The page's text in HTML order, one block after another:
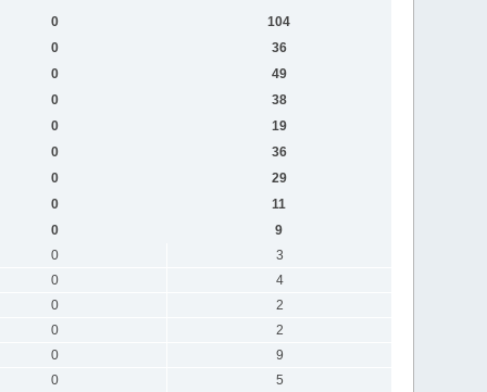
0
104
0
36
0
49
0
38
0
19
0
36
0
29
0
11
0
9
0
3
0
4
0
2
0
2
0
9
0
5